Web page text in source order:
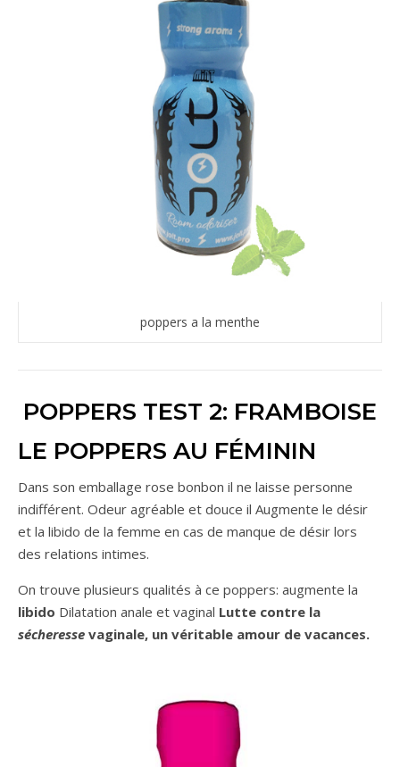
poppers a la menthe
POPPERS TEST 2: FRAMBOISE
LE POPPERS AU FÉMININ
Dans son emballage rose bonbon il ne laisse personne
indifférent. Odeur agréable et douce il Augmente le désir
et la libido de la femme en cas de manque de désir lors
des relations intimes.
On trouve plusieurs qualités à ce poppers: augmente la
libido Dilatation anale et vaginal Lutte contre la
sécheresse vaginale, un véritable amour de vacances.